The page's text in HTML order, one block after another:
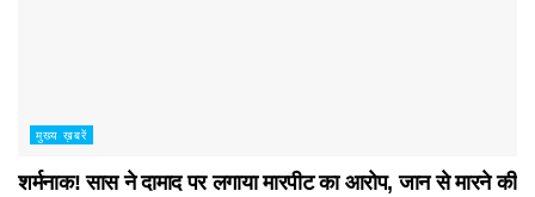
मुख्य ख़बरें
शर्मनाक! सास ने दामाद पर लगाया मारपीट का आरोप, जान से मारने की